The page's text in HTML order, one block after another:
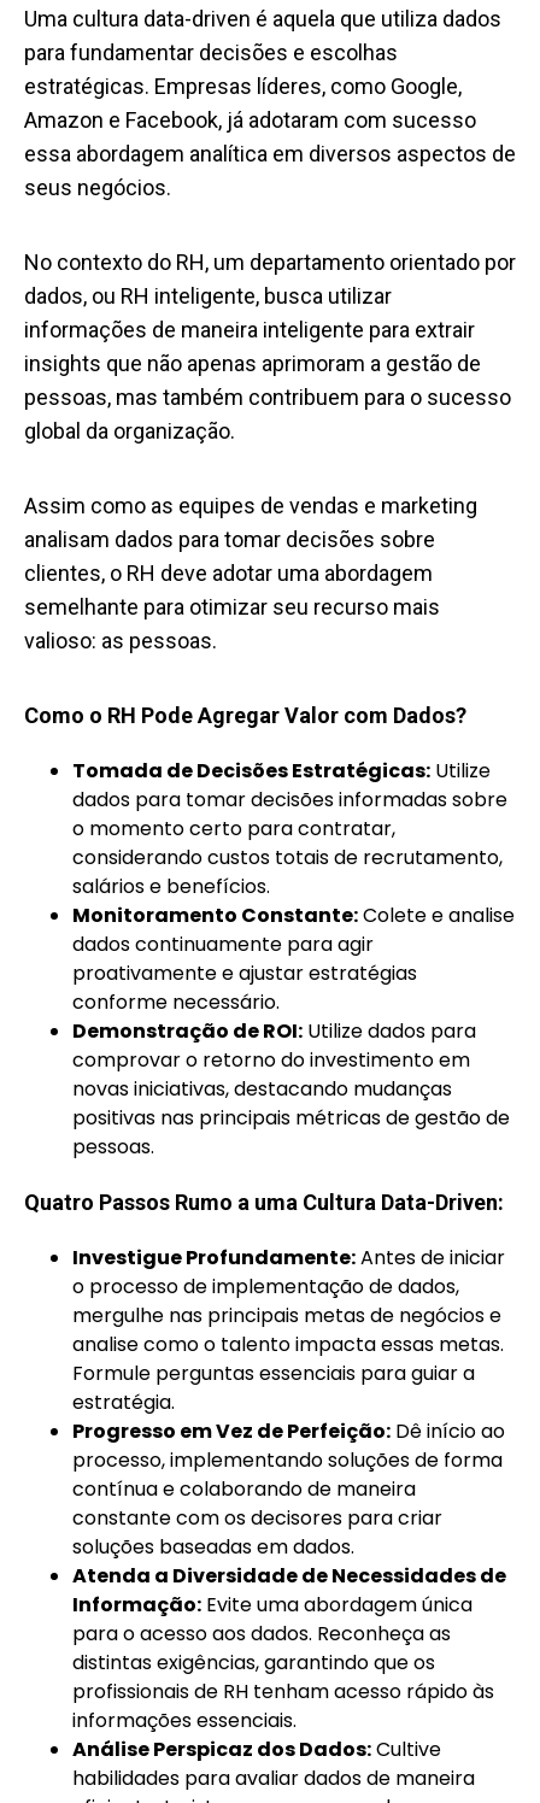
Uma cultura data-driven é aquela que utiliza dados
para fundamentar decisões e escolhas
estratégicas. Empresas líderes, como Google,
Amazon e Facebook, já adotaram com sucesso
essa abordagem analítica em diversos aspectos de
seus negócios.
No contexto do RH, um departamento orientado por
dados, ou RH inteligente, busca utilizar
informações de maneira inteligente para extrair
insights que não apenas aprimoram a gestão de
pessoas, mas também contribuem para o sucesso
global da organização.
Assim como as equipes de vendas e marketing
analisam dados para tomar decisões sobre
clientes, o RH deve adotar uma abordagem
semelhante para otimizar seu recurso mais
valioso: as pessoas.
Como o RH Pode Agregar Valor com Dados?
Tomada de Decisões Estratégicas: Utilize
dados para tomar decisões informadas sobre
o momento certo para contratar,
considerando custos totais de recrutamento,
salários e benefícios.
Monitoramento Constante:Colete e analise
dados continuamente para agir
proativamente e ajustar estratégias
conforme necessário.
Demonstração de ROI: Utilize dados para
comprovar o retorno do investimento em
novas iniciativas, destacando mudanças
positivas nas principais métricas de gestão de
pessoas.
Quatro Passos Rumo a uma Cultura Data-Driven:
Investigue Profundamente:Antes de iniciar
o processo de implementação de dados,
mergulhe nas principais metas de negócios e
analise como o talento impacta essas metas.
Formule perguntas essenciais para guiar a
estratégia.
Progresso em Vez de Perfeição: Dê início ao
processo, implementando soluções de forma
contínua e colaborando de maneira
constante com os decisores para criar
soluções baseadas em dados.
Atenda a Diversidade de Necessidades de
Informação: Evite uma abordagem única
para o acesso aos dados. Reconheça as
distintas exigências, garantindo que os
profissionais de RH tenham acesso rápido às
informações essenciais.
Análise Perspicaz dos Dados:Cultive
habilidades para avaliar dados de maneira